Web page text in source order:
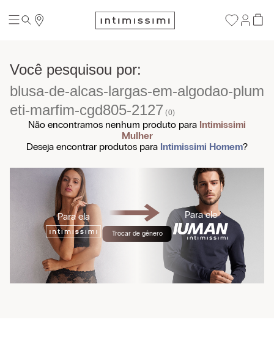
blusa-de-alcas-largas-em-algodao-plum
eti-marfim-cgd805-2127
Não encontramos nenhum produto para Intimissimi
Mulher
Deseja encontrar produtos para Intimissimi Homem?
Para ela Para ele
Trocar de gênero